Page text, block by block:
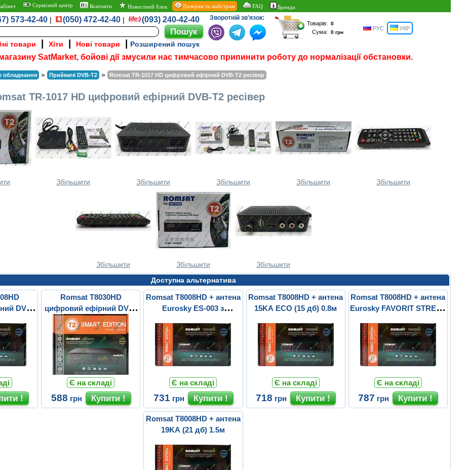
Сервісний центр Контакти Новостний блок Дилерам та майстрам FAQ Бренди
573-42-40 | (050) 472-42-40 | (093) 240-42-40
товари Хіти Нові товари Розширений пошук
Зворотній зв'язок:
Товарів:
Сума:
РУС УКР
SatMarket, бойові дії змусили нас тимчасово припинити роботу до нормалізації обстановки.
обладнання » Приймачі DVB-T2 » Romsat TR-1017 HD цифровий ефірний DVB-T2 ресівер
TR-1017 HD цифровий ефірний DVB-T2 ресівер
Збільшити Збільшити Збільшити Збільшити Збільшити
Збільшити Збільшити
Збільшити
Доступна альтернатива
DVB-
Romsat T8030HD
цифровий ефірний DVB-
T2 ресівер
Є на складі
588 грн
Romsat T8008HD + антена
Eurosky ES-003 з
Є на складі
731 грн
Romsat T8008HD + антена
15KA ECO (15 дб) 0.8м
Є на складі
718 грн
Romsat T8008HD + антена
Eurosky FAVORIT STREET
Є на складі
787 грн
Romsat T8008HD + антена
19KA (21 дб) 1.5м